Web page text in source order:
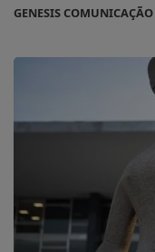
GENESIS COMUNICAÇÃO